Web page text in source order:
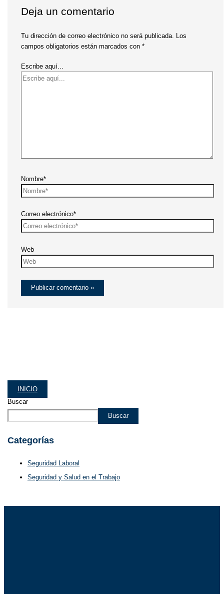
INICIO
Buscar
Buscar
Categorías
Seguridad Laboral
Seguridad y Salud en el Trabajo
Deja un comentario
Tu dirección de correo electrónico no será publicada. Los
campos obligatorios están marcados con*
Escribe aquí...
Nombre*
Correo electrónico*
Web